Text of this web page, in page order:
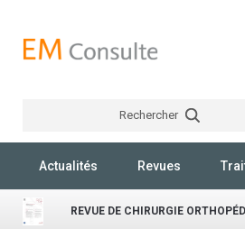
Rechercher
Actualités Revues
REVUE DE CHIRURGIE